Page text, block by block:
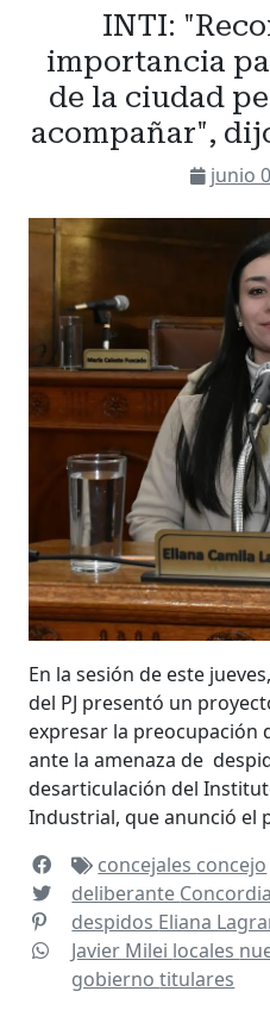
INTI:
importancia
de la ciudad
acompañar",
junio
En la sesión de este
del PJ presentó un
expresar la preocupación
ante la amenaza de
desarticulación del
Industrial, que anunció el
concejales concejo
deliberante Concordia
despidos Eliana
Javier Milei locales
gobiernotitulares